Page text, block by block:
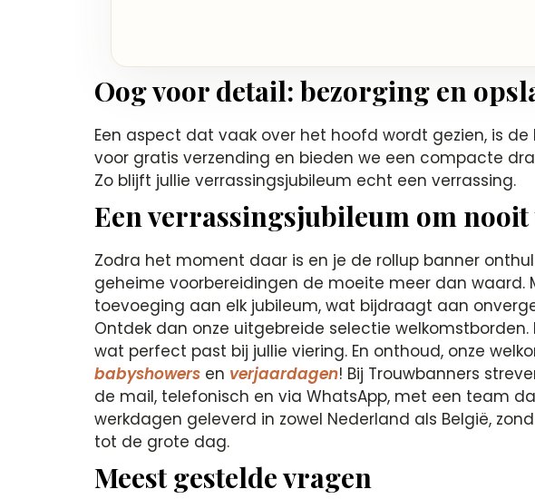
Oog voor detail: bezorging en
Een aspect dat vaak over het hoofd wordt gezien, is
voor gratis verzending en bieden we een compacte
Zo blijft jullie verrassingsjubileum echt een verrassing.
Een verrassingsjubileum om nooit
Zodra het moment daar is en je de rollup banner
geheime voorbereidingen de moeite meer dan waard.
toevoeging aan elk jubileum, wat bijdraagt aan
Ontdek dan onze uitgebreide selectie welkomstborden.
wat perfect past bij jullie viering. En onthoud, onze
babyshowers en verjaardagen! Bij Trouwbanners
de mail, telefonisch en via WhatsApp, met een team
werkdagen geleverd in zowel Nederland als België,
tot de grote dag.
Meest gestelde vragen